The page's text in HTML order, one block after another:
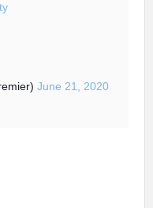
June 21, 2020